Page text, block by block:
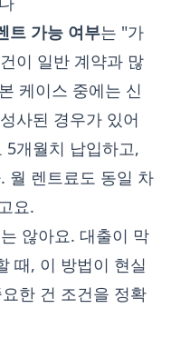
트 가능 여부는 "가
이 일반 계약과 많
케이스 중에는 신
사된 경우가 있어
5개월치 납입하고,
월 렌트료도 동일 차
요.
않아요. 대출이 막
때, 이 방법이 현실
한 건 조건을 정확